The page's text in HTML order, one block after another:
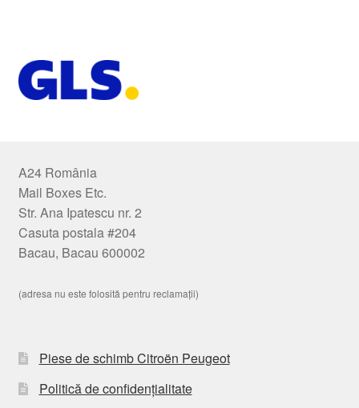
A24 România
Mail Boxes Etc.
Str. Ana Ipatescu nr. 2
Casuta postala #204
Bacau, Bacau 600002
(adresa nu este folosită pentru reclamații)
Piese de schimb Citroën Peugeot
Politică de confidențialitate